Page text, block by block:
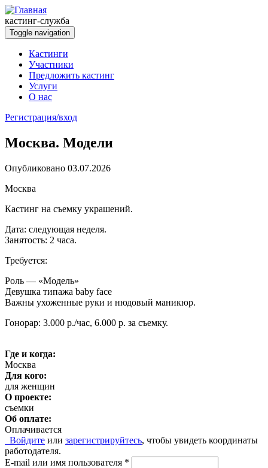
Перейти к основному содержанию
кастинг-служба
Toggle navigation
Кастинги
Участники
Предложить кастинг
Услуги
О нас
Регистрация/вход
Москва. Модели
Опубликовано 03.07.2026
Москва
Кастинг на съемку украшений.
Дата: следующая неделя.
Занятость: 2 часа.
Требуется:
Роль — «Модель»
Девушка типажа baby face
Важны ухоженные руки и нюдовый маникюр.
Гонорар: 3.000 р./час, 6.000 р. за съемку.
Где и когда:
Москва
Для кого:
для женщин
О проекте:
съемки
Об оплате:
Оплачивается
Войдите или зарегистрируйтесь, чтобы увидеть координаты
работодателя.
E-mail или имя пользователя *